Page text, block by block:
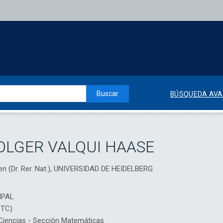
Buscar BÚSQUEDA
VALQUI HAASE
Rer. Nat.), UNIVERSIDAD DE HEIDELBERG
- Sección Matemáticas